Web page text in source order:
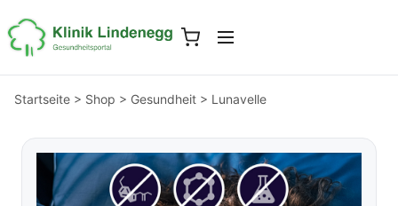
Startseite > Shop > Gesundheit > Lunavelle